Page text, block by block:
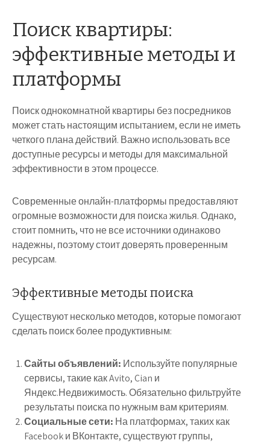
Поиск квартиры:
эффективные методы и
платформы
Поиск однокомнатной квартиры без посредников
может стать настоящим испытанием, если не иметь
четкого плана действий. Важно использовать все
доступные ресурсы и методы для максимальной
эффективности в этом процессе.
Современные онлайн-платформы предоставляют
огромные возможности для поискa жилья. Однако,
стоит помнить, что не все источники одинаково
надежны, поэтому стоит доверять проверенным
ресурсам.
Эффективные методы поиска
Существуют несколько методов, которые помогают
сделать поиск более продуктивным:
Сайты объявлений: Используйте популярные
сервисы, такие как Avito, Cian и
Яндекс.Недвижимость. Обязательно фильтруйте
результаты поиска по нужным вам критериям.
Социальные сети: На платформах, таких как
Facebook и ВКонтакте, существуют группы,